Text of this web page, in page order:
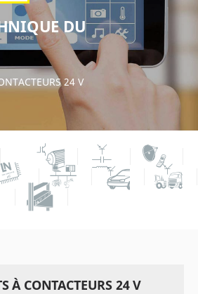
DU
24 V
À CONTACTEURS 24 V